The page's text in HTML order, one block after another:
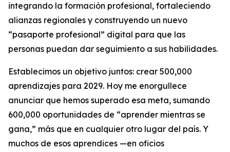
integrando la formación profesional, fortaleciendo
alianzas regionales y construyendo un nuevo
“pasaporte profesional” digital para que las
personas puedan dar seguimiento a sus habilidades.
Establecimos un objetivo juntos: crear 500,000
aprendizajes para 2029. Hoy me enorgullece
anunciar que hemos superado esa meta, sumando
600,000 oportunidades de “aprender mientras se
gana,” más que en cualquier otro lugar del país. Y
muchos de esos aprendices —en oficios